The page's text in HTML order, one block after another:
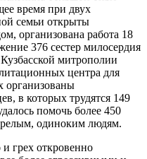
время при двух
семьи открыты
организована работа 18
376 сестер милосердия
митрополии
центра для
организованы
в которых трудятся 149
помочь более 450
одиноким людям.
грех откровенно